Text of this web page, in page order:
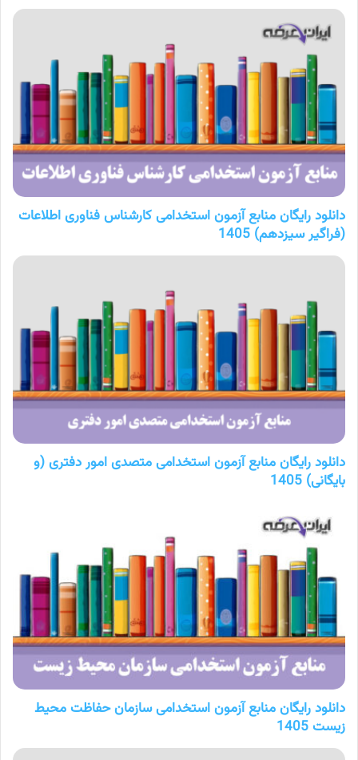
دانلود رایگان منابع آزمون استخدامی کارشناس فناوری اطلاعات
(فراگیر سیزدهم) 1405
دانلود رایگان منابع آزمون استخدامی متصدی امور دفتری (و
بایگانی) 1405
دانلود رایگان منابع آزمون استخدامی سازمان حفاظت محیط
زیست 1405